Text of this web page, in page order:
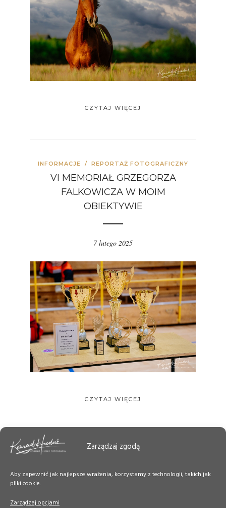
Zarządzaj zgodą
Aby zapewnić jak najlepsze wrażenia, korzystamy z technologii, takich jak
pliki cookie.
Zarządzaj opcjami
CZYTAJ WIĘCEJ
INFORMACJE / REPORTAŻ FOTOGRAFICZNY
VI MEMORIAŁ GRZEGORZA
FALKOWICZA W MOIM
OBIEKTYWIE
7 lutego 2025
CZYTAJ WIĘCEJ